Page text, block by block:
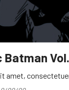
Batman
amet,